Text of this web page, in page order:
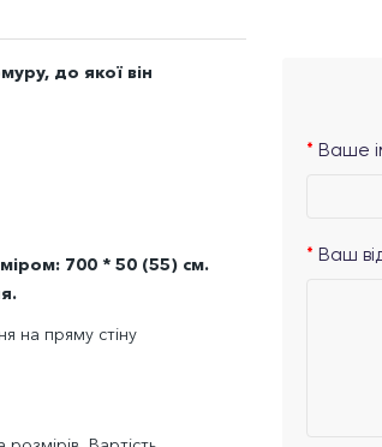
до якої він
700 * 50 (55) см.
на пряму стіну
Ваше
Ваш